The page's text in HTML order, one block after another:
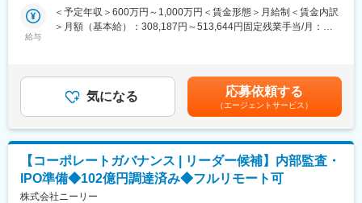
は情報の領域でそれらを実現し、世界を大きく変えました。あら
ゆる価値を流通させることができるビットコインの関連技術は、
変更の範囲：会社の定める業務
から運用まで一貫して担っていただける人材を採用することにな
りました。
ピン子会社を含むグローバル拠点が監査対象となります。
・内部監査：年間監査計画の策定および実施（対象：日本本社・
インド子会社・フィリピン子会社・その他EOR拠点を含む全グル
ープ）
給与
＜予定年収＞600万円～1,000万円＜賃金形態＞月給制＜賃金内訳
＞月額（基本給）：308,187円～513,644円固定残業手当/月：
提示する等級によっては、役職手当を別途支給※月30時間を超え
る時間外労働分、休日および深夜労働分についての割増賃金は追
加で支給※昇給機会年1回、賞与年1回賃金はあくまでも目安の金
額であり、選考を通じて上下する可能性があります。月給(月額)は
固定手当を含めた表記です。
気になる 応募依頼する
（エージェントサービス）
【コーポレートガバナンス | リーダー候補】内部監査・
IPO準備◆102億円調達済み◆フルリモート可
株式会社ニーリー